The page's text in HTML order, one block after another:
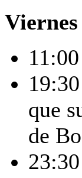
que
de